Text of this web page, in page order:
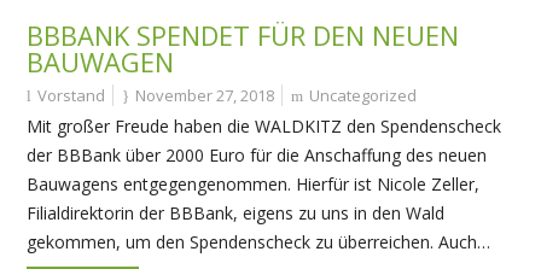
BBBANK SPENDET FÜR DEN NEUEN
BAUWAGEN
Vorstand November 27, 2018 Uncategorized
Mit großer Freude haben die WALDKITZ den Spendenscheck
der BBBank über 2000 Euro für die Anschaffung des neuen
Bauwagens entgegengenommen. Hierfür ist Nicole Zeller,
Filialdirektorin der BBBank, eigens zu uns in den Wald
gekommen, um den Spendenscheck zu überreichen. Auch…